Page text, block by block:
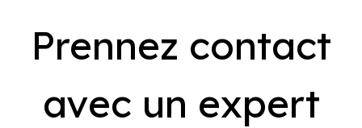
Prennez contact
avec un expert